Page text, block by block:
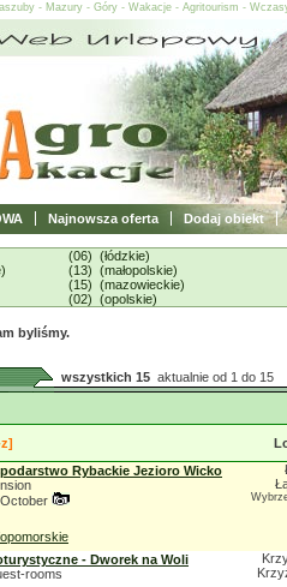
- Mazury - Góry - Wakacje - Agritourism -
Najnowsza oferta Dodaj obiekt
(06) (łódzkie)
(13) (małopolskie)
(15) (mazowieckie)
(02) (opolskie)
byliśmy.
wszystkich 15 aktualnie od 1 do 15
Rybackie Jezioro Wicko
- Dworek na Woli
rooms